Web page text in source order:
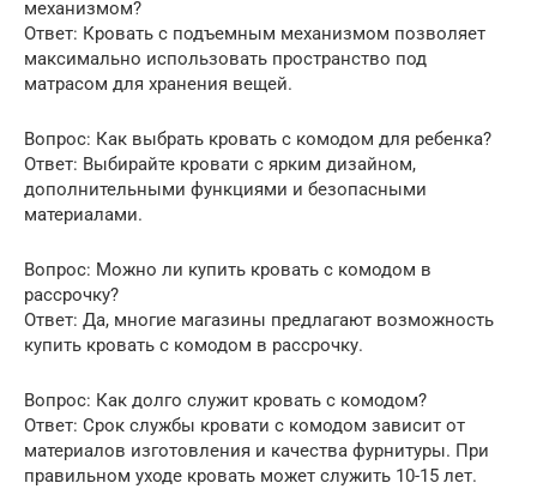
механизмом?
Ответ: Кровать с подъемным механизмом позволяет
максимально использовать пространство под
матрасом для хранения вещей.
Вопрос: Как выбрать кровать с комодом для ребенка?
Ответ: Выбирайте кровати с ярким дизайном,
дополнительными функциями и безопасными
материалами.
Вопрос: Можно ли купить кровать с комодом в
рассрочку?
Ответ: Да, многие магазины предлагают возможность
купить кровать с комодом в рассрочку.
Вопрос: Как долго служит кровать с комодом?
Ответ: Срок службы кровати с комодом зависит от
материалов изготовления и качества фурнитуры. При
правильном уходе кровать может служить 10-15 лет.